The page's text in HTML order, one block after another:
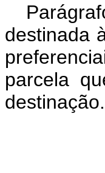
destinada
parcela
destinação.